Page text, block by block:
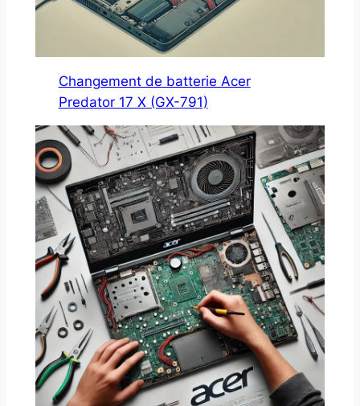
Changement de batterie Acer
Predator 17 X (GX-791)